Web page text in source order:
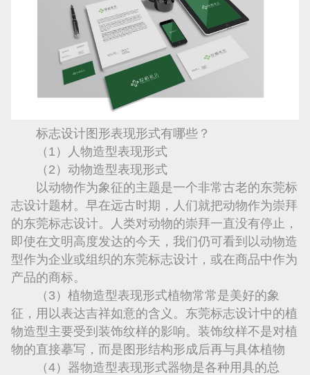
标志设计图形表现形式有哪些？
（1）人物造型表现形式
（2）动物造型表现形式
以动物作为象征的主题是一个非常古老的东莞标
志设计题材。早在远古时期，人们就把动物作为崇拜
的东莞标志设计。人类对动物的崇拜一直没有停止，
即使在文明高度发达的今天，我们仍可看到以动物造
型作为企业或组织的东莞标志设计，或在商品中作为
产品的商标。
（3）植物造型表现形式植物常常是美好的象
征，用以表达吉祥如意的含义。东莞标志设计中的植
物造型主要受到装饰纹样的影响。装饰纹样不是对植
物的直接摹写，而是图形结构形成后再与具体植物
（4）器物造型表现形式器物是各种用具的总